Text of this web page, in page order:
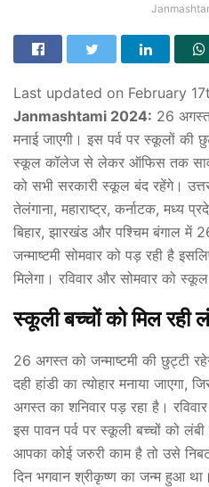
Last updated on February
Janmashtami 2024: 26 अगस्त
मनाई जाएगी। इस पर्व पर स्कूलों की
स्‍कूल कॉलेज से लेकर ऑफिस तक
को सभी सरकारी स्कूल बंद रहेंगे।
तेलंगाना, महाराष्ट्र, कर्नाटक, मध्य
बिहार, झारखंड और पश्चिम बंगाल में
जन्माष्टमी सोमवार को पड़ रही है
मिलेगा। रविवार और सोमवार को
स्कूली बच्चों को मिल रही
26 अगस्‍त को जन्‍माष्‍टमी की छुट्टी
दही हांडी का त्योहार मनाया
अगस्त का शनिवार पड़ रहा है।
इस पावन पर्व पर स्कूली बच्चों को
आपका कोई जरुरी काम है तो उसे
दिन भगवान श्रीकृष्ण का जन्म हुआ